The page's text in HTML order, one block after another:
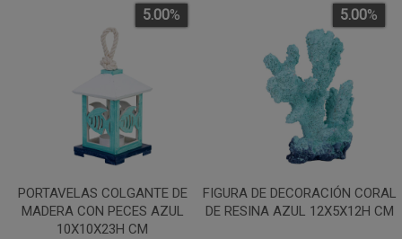
PORTAVELAS COLGANTE DE
MADERA CON PECES AZUL
10X10X23H CM
5.00%
FIGURA DE DECORACIÓN CORAL
DE RESINA AZUL 12X5X12H CM
5.00%